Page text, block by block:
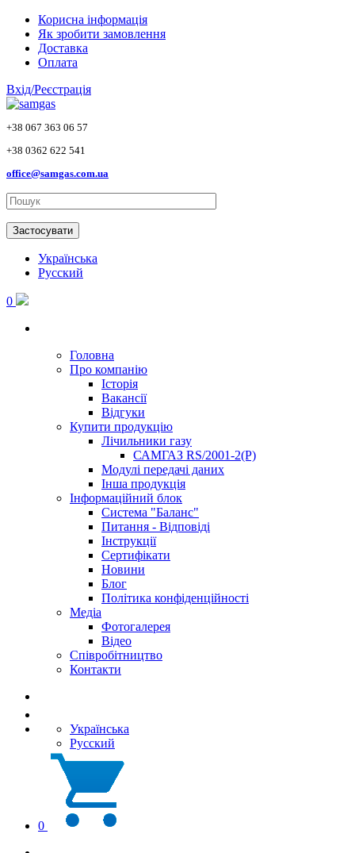
Skip to main content
Корисна інформація
Як зробити замовлення
Доставка
Оплата
Вхід/Реєстрація
+38 067 363 06 57
+38 0362 622 541
office@samgas.com.ua
Застосувати
Українська
Русский
0
Головна
Про компанію
Історія
Вакансії
Відгуки
Купити продукцію
Лічильники газу
САМГАЗ RS/2001-2(Р)
Модулі передачі даних
Інша продукція
Інформаційний блок
Система "Баланс"
Питання - Відповіді
Інструкції
Сертифікати
Новини
Блог
Політика конфіденційності
Медіа
Фотогалерея
Відео
Співробітництво
Контакти
Українська
Русский
0